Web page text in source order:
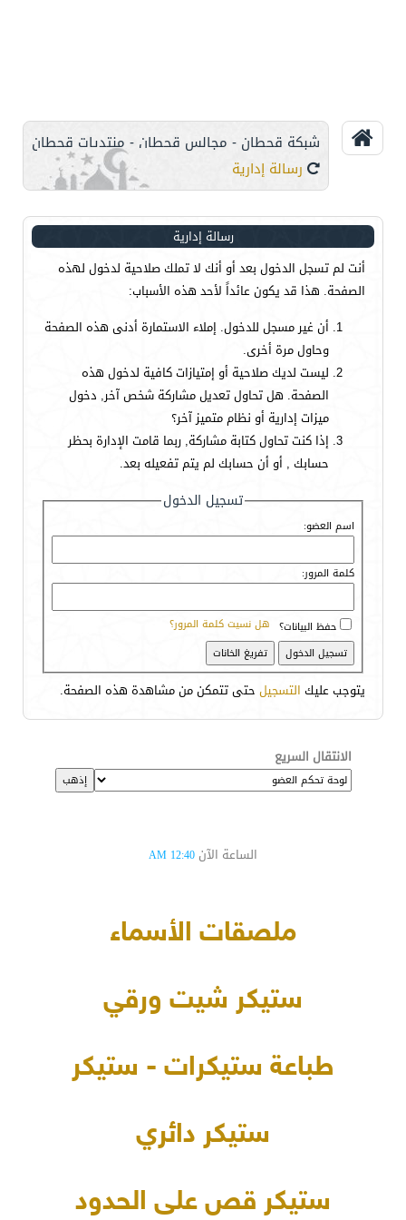
شبكة قحطان - مجالس قحطان - منتديات قحطان
رسالة إدارية
رسالة إدارية
أنت لم تسجل الدخول بعد أو أنك لا تملك صلاحية لدخول لهذه
الصفحة. هذا قد يكون عائداً لأحد هذه الأسباب:
أن غير مسجل للدخول. إملاء الاستمارة أدنى هذه الصفحة
وحاول مرة أخرى.
ليست لديك صلاحية أو إمتيازات كافية لدخول هذه
الصفحة. هل تحاول تعديل مشاركة شخص آخر, دخول
ميزات إدارية أو نظام متميز آخر؟
إذا كنت تحاول كتابة مشاركة, ربما قامت الإدارة بحظر
حسابك , أو أن حسابك لم يتم تفعيله بعد.
تسجيل الدخول
اسم العضو:
كلمة المرور:
هل نسيت كلمة المرور؟ حفظ البيانات؟
يتوجب عليك التسجيل حتى تتمكن من مشاهدة هذه الصفحة.
الانتقال السريع
الساعة الآن 12:40 AM
ملصقات الأسماء
ستيكر شيت ورقي
طباعة ستيكرات - ستيكر
ستيكر دائري
ستيكر قص على الحدود